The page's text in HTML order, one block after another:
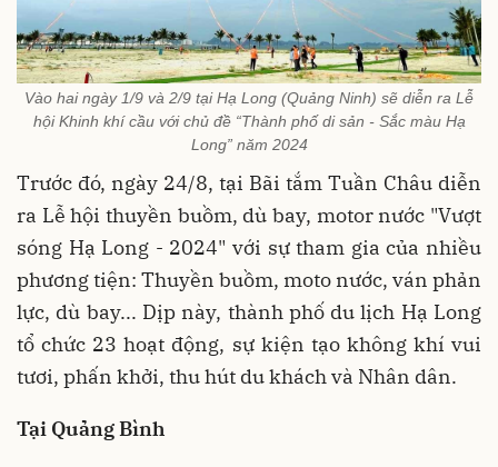
Vào hai ngày 1/9 và 2/9 tại Hạ Long (Quảng Ninh) sẽ diễn ra Lễ
hội Khinh khí cầu với chủ đề “Thành phố di sản - Sắc màu Hạ
Long” năm 2024
Trước đó, ngày 24/8, tại Bãi tắm Tuần Châu diễn
ra Lễ hội thuyền buồm, dù bay, motor nước "Vượt
sóng Hạ Long - 2024" với sự tham gia của nhiều
phương tiện: Thuyền buồm, moto nước, ván phản
lực, dù bay... Dịp này, thành phố du lịch Hạ Long
tổ chức 23 hoạt động, sự kiện tạo không khí vui
tươi, phấn khởi, thu hút du khách và Nhân dân.
Tại Quảng Bình